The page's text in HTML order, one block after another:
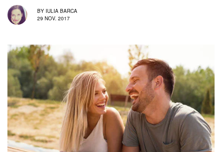
BY IULIA BARCA
29 NOV. 2017